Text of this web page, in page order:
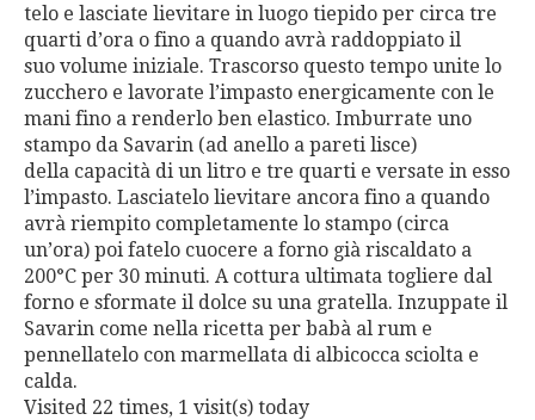
telo e lasciate lievitare in luogo tiepido per circa tre
quarti d’ora o fino a quando avrà raddoppiato il
suo volume iniziale. Trascorso questo tempo unite lo
zucchero e lavorate l’impasto energicamente con le
mani fino a renderlo ben elastico. Imburrate uno
stampo da Savarin (ad anello a pareti lisce)
della capacità di un litro e tre quarti e versate in esso
l’impasto. Lasciatelo lievitare ancora fino a quando
avrà riempito completamente lo stampo (circa
un’ora) poi fatelo cuocere a forno già riscaldato a
200°C per 30 minuti. A cottura ultimata togliere dal
forno e sformate il dolce su una gratella. Inzuppate il
Savarin come nella ricetta per babà al rum e
pennellatelo con marmellata di albicocca sciolta e
calda.
Visited 22 times, 1 visit(s) today